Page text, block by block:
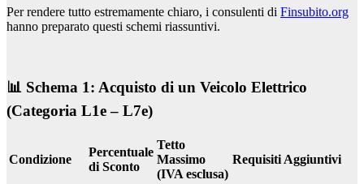
Per rendere tutto estremamente chiaro, i consulenti di Finsubito.org
hanno preparato questi schemi riassuntivi.
📊 Schema 1: Acquisto di un Veicolo Elettrico
(Categoria L1e – L7e)
Condizione
Percentuale
di Sconto
Tetto
Massimo
(IVA esclusa)
Requisiti Aggiuntivi